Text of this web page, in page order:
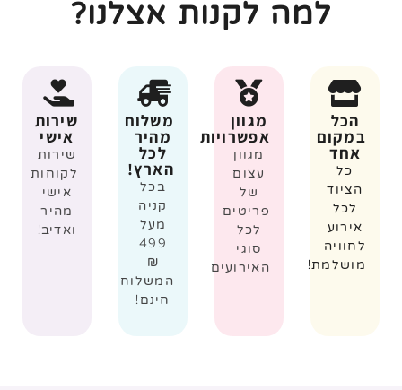
למה לקנות אצלנו?
הכל
במקום
אחד
כל
הציוד
לכל
אירוע
לחוויה
מושלמת!
מגוון
אפשרויות
מגוון
עצום
של
פריטים
לכל
סוגי
האירועים
משלוח
מהיר
לכל
הארץ!
בכל
קניה
מעל
499
₪
המשלוח
חינם!
שירות
אישי
שירות
לקוחות
אישי
מהיר
ואדיב!